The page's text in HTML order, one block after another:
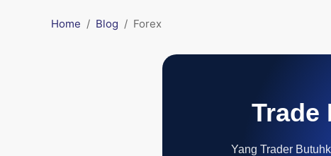
Home Blog Forex
Trade
Yang Trader